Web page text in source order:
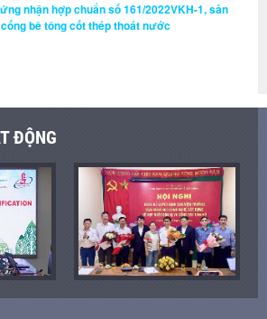
nhận hợp chuẩn số 161/2022VKH-1, sản
bê tông cốt thép thoát nước
ĐỘNG